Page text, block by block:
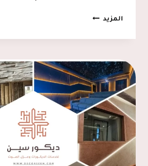
المزيددواليب
ت:
0537128631
رفوف
شاشات
الخبر